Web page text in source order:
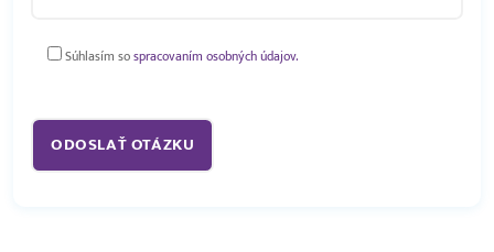
Súhlasím sospracovaním osobných údajov.